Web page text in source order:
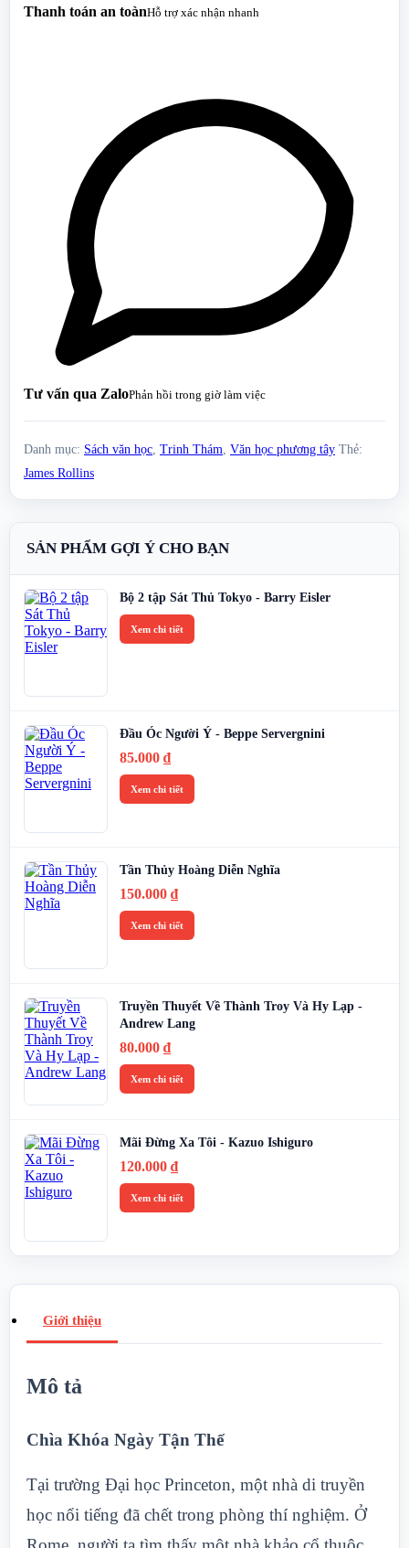
Thanh toán an toànHỗ trợ xác nhận nhanh
Tư vấn qua ZaloPhản hồi trong giờ làm việc
Danh mục: Sách văn học Trinh Thám Văn học phương tây Thẻ:
James Rollins
SẢN PHẨM GỢI Ý CHO BẠN
Bộ 2 tập Sát Thủ Tokyo - Barry Eisler
Xem chi tiết
Đầu Óc Người Ý - Beppe Servergnini
85.000 ₫
Xem chi tiết
Tần Thủy Hoàng Diễn Nghĩa
150.000 ₫
Xem chi tiết
Truyền Thuyết Về Thành Troy Và Hy Lạp -
Andrew Lang
80.000 ₫
Xem chi tiết
Mãi Đừng Xa Tôi - Kazuo Ishiguro
120.000 ₫
Xem chi tiết
Giới thiệu
Mô tả
Chìa Khóa Ngày Tận Thế
Tại trường Đại học Princeton, một nhà di truyền
học nổi tiếng đã chết trong phòng thí nghiệm. Ở